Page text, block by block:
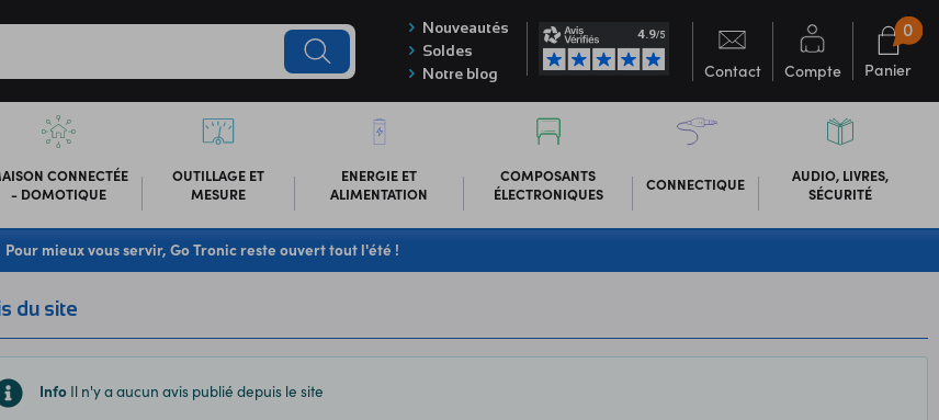
Nouveautés
Soldes
Notre blog
Contact Compte Panier
0
CONNECTÉE
- DOMOTIQUE
OUTILLAGE ET
MESURE
ENERGIE ET
ALIMENTATION
COMPOSANTS
ÉLECTRONIQUES
CONNECTIQUE
AUDIO, LIVRES,
SÉCURITÉ
Pour mieux vous servir, Go Tronic reste ouvert tout l'été !
du site
Info Il n'y a aucun avis publié depuis le site